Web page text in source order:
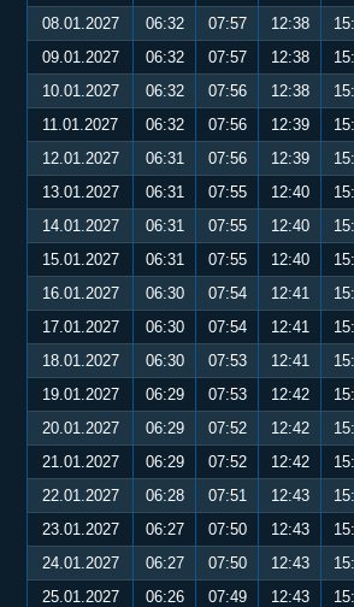
08.01.2027
06:32 07:57 12:38
09.01.2027
06:32 07:57 12:38
10.01.2027
06:32 07:56 12:38
11.01.2027
06:32 07:56 12:39
12.01.2027
06:31 07:56 12:39
13.01.2027
06:31 07:55 12:40
14.01.2027
06:31 07:55 12:40
15.01.2027
06:31 07:55 12:40
16.01.2027
06:30 07:54 12:41
17.01.2027
06:30 07:54 12:41
18.01.2027
06:30 07:53 12:41
19.01.2027
06:29 07:53 12:42
20.01.2027
06:29 07:52 12:42
21.01.2027
06:29 07:52 12:42
22.01.2027
06:28 07:51 12:43
23.01.2027
06:27 07:50 12:43
24.01.2027
06:27 07:50 12:43
25.01.2027
06:26 07:49 12:43